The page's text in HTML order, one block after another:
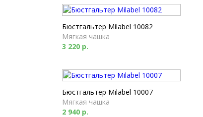
Бюстгальтер Milabel 10082
Мягкая чашка
3 220 р.
Бюстгальтер Milabel 10007
Мягкая чашка
2 940 р.